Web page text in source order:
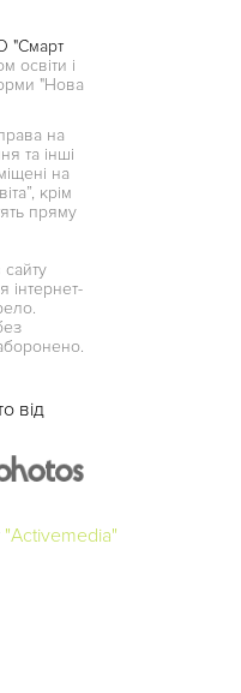
"Смарт
освіти і
"Нова
на
та інші
на
крім
пряму
сайту
від
"Activemedia"